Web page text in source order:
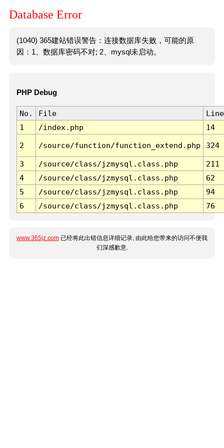
Database Error
(1040) 365建站错误警告：连接数据库失败，可能的原
因：1、数据库密码不对; 2、mysql未启动。
PHP Debug
No. File
Line
1
/index.php 14
2 /source/function/function_extend.php 324
3 /source/class/jzmysql.class.php
211
4
/source/class/jzmysql.class.php
62
5
/source/class/jzmysql.class.php
94
6
/source/class/jzmysql.class.php 76
www.365jz.com 已经将此出错信息详细记录, 由此给您带来的访问不便我
们深感歉意.